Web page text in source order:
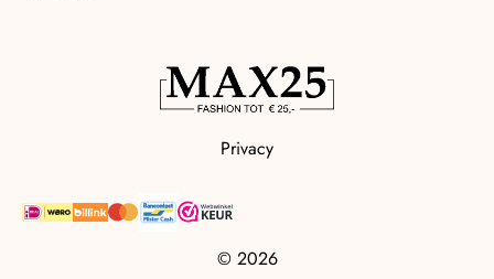
Privacy
© 2026